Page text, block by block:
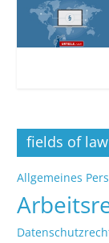
fields of law
Allgemeines